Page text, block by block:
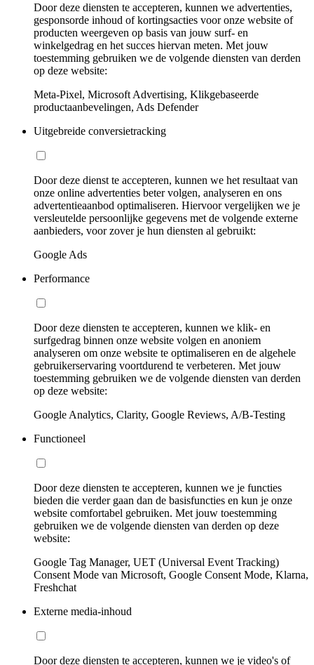
Door deze diensten te accepteren, kunnen we advertenties,
gesponsorde inhoud of kortingsacties voor onze website of
producten weergeven op basis van jouw surf- en
winkelgedrag en het succes hiervan meten. Met jouw
toestemming gebruiken we de volgende diensten van derden
op deze website:
Meta-Pixel, Microsoft Advertising, Klikgebaseerde
productaanbevelingen, Ads Defender
Uitgebreide conversietracking
Door deze dienst te accepteren, kunnen we het resultaat van
onze online advertenties beter volgen, analyseren en ons
advertentieaanbod optimaliseren. Hiervoor vergelijken we je
versleutelde persoonlijke gegevens met de volgende externe
aanbieders, voor zover je hun diensten al gebruikt:
Google Ads
Performance
Door deze diensten te accepteren, kunnen we klik- en
surfgedrag binnen onze website volgen en anoniem
analyseren om onze website te optimaliseren en de algehele
gebruikerservaring voortdurend te verbeteren. Met jouw
toestemming gebruiken we de volgende diensten van derden
op deze website:
Google Analytics, Clarity, Google Reviews, A/B-Testing
Functioneel
Door deze diensten te accepteren, kunnen we je functies
bieden die verder gaan dan de basisfuncties en kun je onze
website comfortabel gebruiken. Met jouw toestemming
gebruiken we de volgende diensten van derden op deze
website:
Google Tag Manager, UET (Universal Event Tracking)
Consent Mode van Microsoft, Google Consent Mode, Klarna,
Freshchat
Externe media-inhoud
Door deze diensten te accepteren, kunnen we je video's of